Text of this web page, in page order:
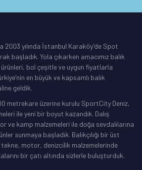
2003 yılında İstanbul Karaköy’de Spot
başladık. Yola çıkarken amacımız balık
ürünleri, bol çeşitle ve uygun fiyatlarla
en büyük ve kapsamlı balık
geldik.
metrekare üzerine kurulu SportCity Deniz,
ile yeni bir boyut kazandık. Dalış
ve kamp malzemeleri ile doğa sevdalılarına
sunmaya başladık. Balıkçılığı bir üst
motor, denizcilik malzemelerinde
bir çatı altında sizlerle buluşturduk.